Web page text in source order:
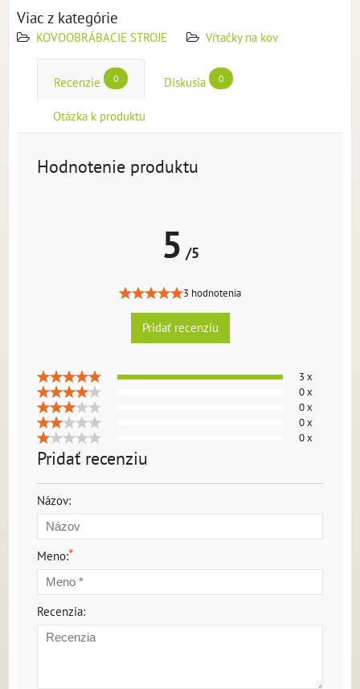
Viac z kategórie
KOVOOBRÁBACIE STROJE Vŕtačky na kov
Recenzie 0 Diskusia 0
Otázka k produktu
Hodnotenie produktu
5 /5
3 hodnotenia
Pridať recenziu
3 x
0 x
0 x
0 x
0 x
Pridať recenziu
Názov:
Meno:*
Recenzia: